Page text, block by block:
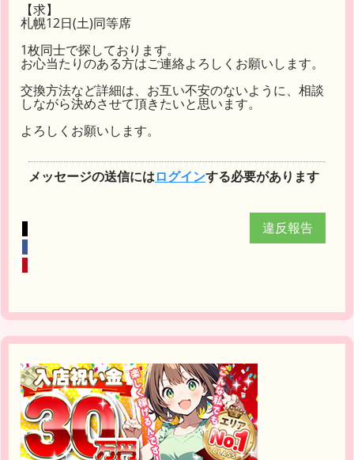
【求】
札幌12日(土)同等席
1枚同士で探しております。
お心当たりのある方はご連絡よろしくお願いします。
交換方法など詳細は、お互い不安のないように、相談
しながら決めさせて頂きたいと思います。
よろしくお願いします。
メッセージの送信にはログインする必要があります
違反報告